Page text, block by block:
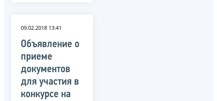
09.02.2018 13:41
Объявление о
приеме
документов
для участия в
конкурсе на